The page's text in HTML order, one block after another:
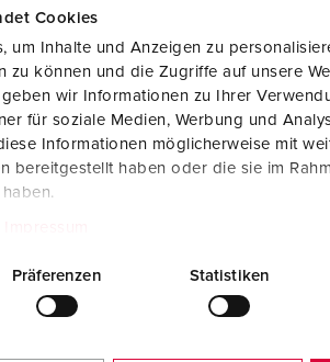
Cookies
um Inhalte und Anzeigen zu
zu können und die Zugriffe auf unsere
wir Informationen zu Ihrer
für soziale Medien, Werbung und
Informationen möglicherweise mit
bereitgestellt haben oder die sie im
Präferenzen Statistiken
informatie nog overige gegevens.
geboortedatum, adres)
adres)
en strikt vertrouwelijk behandeld.
de afzonderlijke afdelingen van de
aan personen of bedrijven buiten
kunnen geanonimiseerd worden
De veilige overdracht en opslag